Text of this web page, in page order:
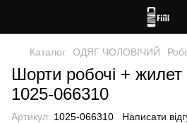
Каталог ОДЯГ ЧОЛОВІЧИЙ
Шорти робочі +
1025-066310
Артикул: 1025-066310 Написати